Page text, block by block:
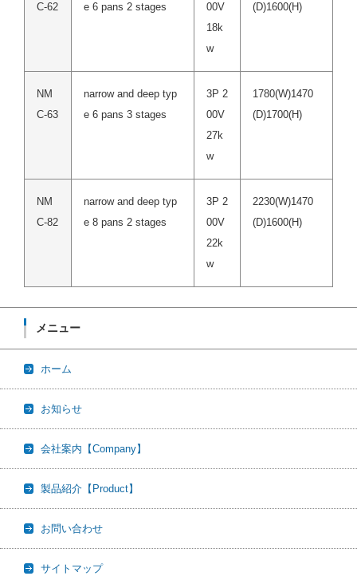
C-62
e 6 pans 2 stages
00V
18k
w
(D)1600(H)
NM
C-63
narrow and deep typ
e 6 pans 3 stages
3P 2
00V
27k
w
1780(W)1470
(D)1700(H)
NM
C-82
narrow and deep typ
e 8 pans 2 stages
3P 2
00V
22k
w
2230(W)1470
(D)1600(H)
メニュー
ホーム
お知らせ
会社案内【Company】
製品紹介【Product】
お問い合わせ
サイトマップ